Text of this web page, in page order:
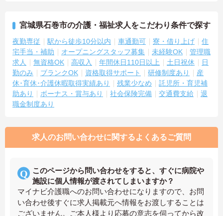
宮城県石巻市の介護・福祉求人をこだわり条件で探す
夜勤専従 駅から徒歩10分以内 車通勤可 寮・借り上げ
住
宅手当・補助
オープニングスタッフ募集 未経験OK
管理職
求人
無資格OK 高収入 年間休日110日以上 土日祝休
日
勤のみ
ブランクOK 資格取得サポート 研修制度あり
産
休･育休･介護休暇取得実績あり
残業少なめ
託児所・育児補
助あり
ボーナス・賞与あり 社会保険完備 交通費支給
退
職金制度あり
求人のお問い合わせに関するよくあるご質問
このページから問い合わせをすると、すぐに病院や
施設に個人情報が渡されてしまいますか？
マイナビ介護職へのお問い合わせになりますので、お問
い合わせ後すぐに求人掲載元へ情報をお渡しすることは
ございません。ご本人様より応募の意志を伺ってから改